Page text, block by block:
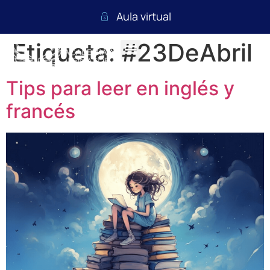
Aula virtual
Etiqueta: #23DeAbril
Tips para leer en inglés y
francés